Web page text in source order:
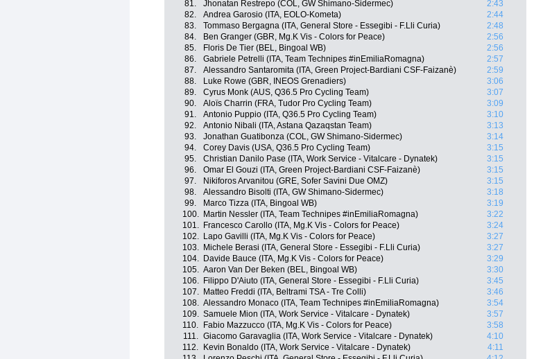
81.
Jhonatan Restrepo (COL, GW Shimano-Sidermec)
2:43
82.
Andrea Garosio (ITA, EOLO-Kometa)
2:44
83.
Tommaso Bergagna (ITA, General Store - Essegibi - F.Lli Curia)
2:48
84.
Ben Granger (GBR, Mg.K Vis - Colors for Peace)
2:56
85.
Floris De Tier (BEL, Bingoal WB)
2:56
86.
Gabriele Petrelli (ITA, Team Technipes #inEmiliaRomagna)
2:57
87.
Alessandro Santaromita (ITA, Green Project-Bardiani CSF-Faizanè)
2:59
88.
Luke Rowe (GBR, INEOS Grenadiers)
3:06
89.
Cyrus Monk (AUS, Q36.5 Pro Cycling Team)
3:07
90.
Aloïs Charrin (FRA, Tudor Pro Cycling Team)
3:09
91.
Antonio Puppio (ITA, Q36.5 Pro Cycling Team)
3:10
92.
Antonio Nibali (ITA, Astana Qazaqstan Team)
3:13
93.
Jonathan Guatibonza (COL, GW Shimano-Sidermec)
3:14
94.
Corey Davis (USA, Q36.5 Pro Cycling Team)
3:15
95.
Christian Danilo Pase (ITA, Work Service - Vitalcare - Dynatek)
3:15
96.
Omar El Gouzi (ITA, Green Project-Bardiani CSF-Faizanè)
3:15
97.
Nikiforos Arvanitou (GRE, Sofer Savini Due OMZ)
3:15
98.
Alessandro Bisolti (ITA, GW Shimano-Sidermec)
3:18
99.
Marco Tizza (ITA, Bingoal WB)
3:19
100.
Martin Nessler (ITA, Team Technipes #inEmiliaRomagna)
3:22
101.
Francesco Carollo (ITA, Mg.K Vis - Colors for Peace)
3:24
102.
Lapo Gavilli (ITA, Mg.K Vis - Colors for Peace)
3:27
103.
Michele Berasi (ITA, General Store - Essegibi - F.Lli Curia)
3:27
104.
Davide Bauce (ITA, Mg.K Vis - Colors for Peace)
3:29
105. Aaron Van Der Beken (BEL, Bingoal WB)
3:30
106.
Filippo D'Aiuto (ITA, General Store - Essegibi - F.Lli Curia)
3:45
107.
Matteo Freddi (ITA, Beltrami TSA - Tre Colli)
3:46
108. Alessandro Monaco (ITA, Team Technipes #inEmiliaRomagna)
3:54
109. Samuele Mion (ITA, Work Service - Vitalcare - Dynatek)
3:57
110.
Fabio Mazzucco (ITA, Mg.K Vis - Colors for Peace)
3:58
111. Giacomo Garavaglia (ITA, Work Service - Vitalcare - Dynatek)
4:10
112.
Kevin Bonaldo (ITA, Work Service - Vitalcare - Dynatek)
4:11